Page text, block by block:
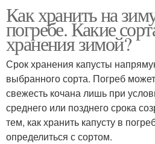
Как хранить на
погребе. Какие
хранения зимой?
Срок хранения капусты
выбранного сорта. Погреб
свежесть кочана лишь при
среднего или позднего срока
тем, как хранить капусту в
определиться с сортом.